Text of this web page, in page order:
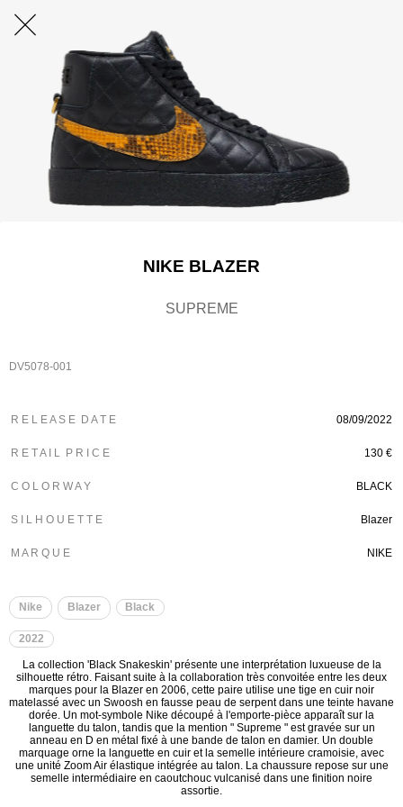
NIKE BLAZER
SUPREME
DV5078-001
R E L E A S E D A T E 08/09/2022
R E T A I L P R I C E 130 €
C O L O R W A Y BLACK
S I L H O U E T T E Blazer
M A R Q U E NIKE
Nike Blazer Black
2022
La collection 'Black Snakeskin' présente une interprétation luxueuse de la
silhouette rétro. Faisant suite à la collaboration très convoitée entre les deux
marques pour la Blazer en 2006, cette paire utilise une tige en cuir noir
matelassé avec un Swoosh en fausse peau de serpent dans une teinte havane
dorée. Un mot-symbole Nike découpé à l'emporte-pièce apparaît sur la
languette du talon, tandis que la mention " Supreme " est gravée sur un
anneau en D en métal fixé à une bande de talon en damier. Un double
marquage orne la languette en cuir et la semelle intérieure cramoisie, avec
une unité Zoom Air élastique intégrée au talon. La chaussure repose sur une
semelle intermédiaire en caoutchouc vulcanisé dans une finition noire
assortie.